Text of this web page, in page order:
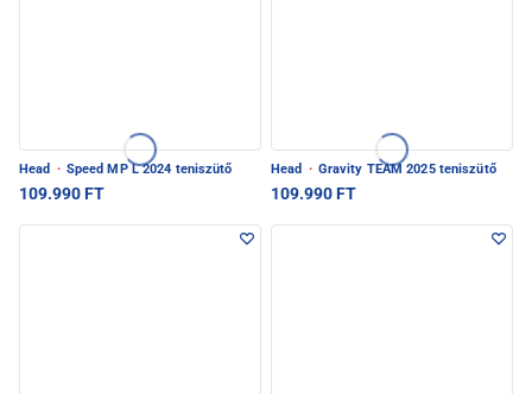
Head · Speed MP L 2024 teniszütő
109.990 FT
Head · Gravity TEAM 2025 teniszütő
109.990 FT